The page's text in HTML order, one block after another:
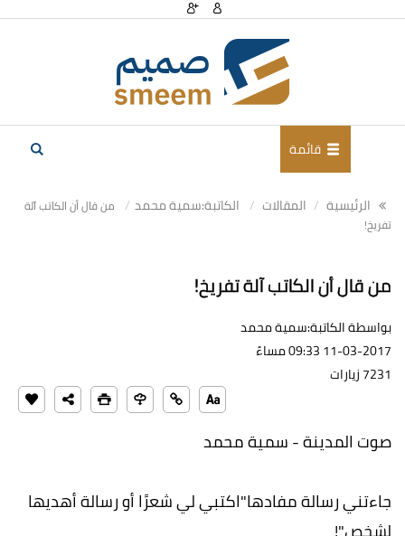
قائمة
الرئيسية المقالات الكاتبة:سمية محمد
من قال أن الكاتب آلة
تفريخ!
من قال أن الكاتب آلة تفريخ!
بواسطة الكاتبة:سمية محمد
11-03-2017 09:33 مساءً
7231 زيارات
صوت المدينة - سمية محمد
جاءتني رسالة مفادها"اكتبي لي شعرًا أو رسالة أهديها